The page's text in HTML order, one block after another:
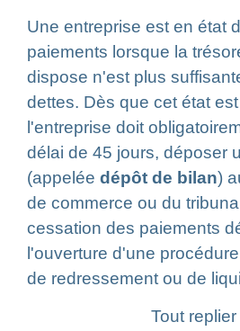
Une entreprise est en état
paiements lorsque la
dispose n'est plus
dettes. Dès que cet état
l'entreprise doit
délai de 45 jours, déposer
(appelée dépôt de bilan)
de commerce ou du
cessation des paiements
l'ouverture d'une
de redressement ou de
Tout replier